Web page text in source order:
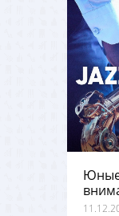
Юные